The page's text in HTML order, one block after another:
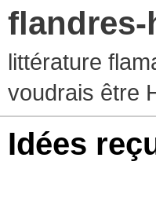
littérature
voudrais être
Idées